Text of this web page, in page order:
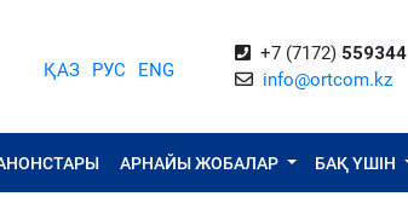
ҚАЗ РУС ENG
+7 (7172) 559344
info@ortcom.kz
АРНАЙЫ ЖОБАЛАР БАҚ ҮШІН